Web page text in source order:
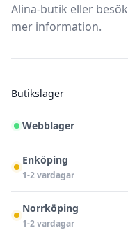
Alina-butik eller besök
mer information.
Butikslager
Webblager
Enköping
1-2 vardagar
Norrköping
1-2 vardagar